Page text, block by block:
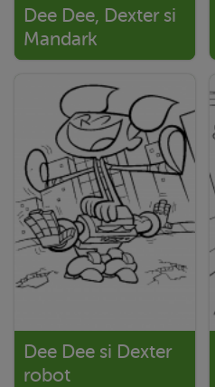
Dee Dee, Dexter si
Mandark
Dee Dee si Dexter
robot